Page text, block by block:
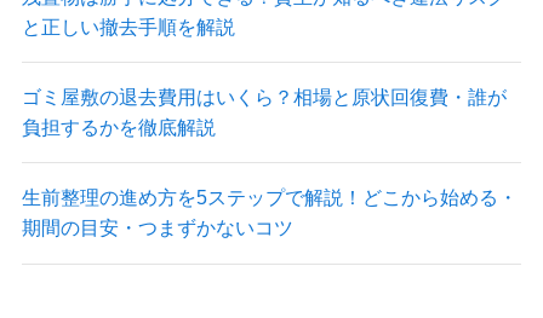
と正しい撤去手順を解説
ゴミ屋敷の退去費用はいくら？相場と原状回復費・誰が
負担するかを徹底解説
生前整理の進め方を5ステップで解説！どこから始める・
期間の目安・つまずかないコツ